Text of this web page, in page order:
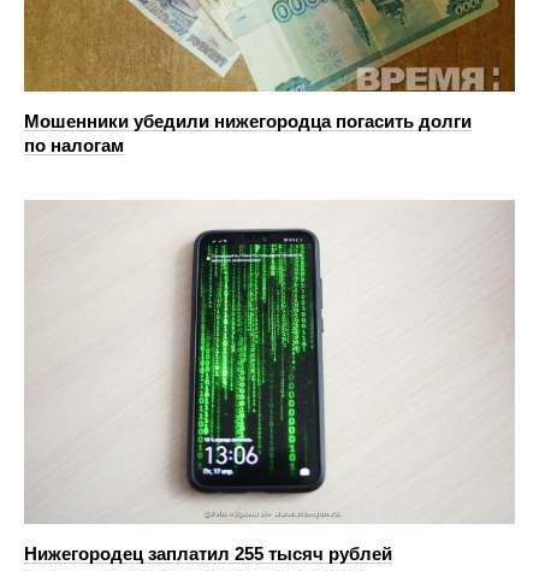
Мошенники убедили нижегородца погасить долги
по налогам
Нижегородец заплатил 255 тысяч рублей